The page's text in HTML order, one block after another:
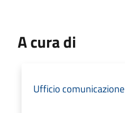
A cura di
Ufficio comunicazione